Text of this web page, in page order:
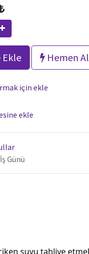
Ekle Hemen Al
için ekle
ekle
Günü
suyu tahliye